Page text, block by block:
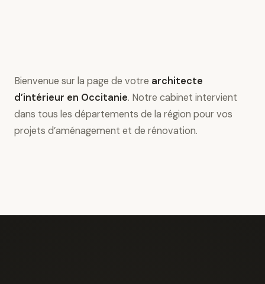
Bienvenue sur la page de votre architecte
d’intérieur en Occitanie. Notre cabinet intervient
dans tous les départements de la région pour vos
projets d’aménagement et de rénovation.